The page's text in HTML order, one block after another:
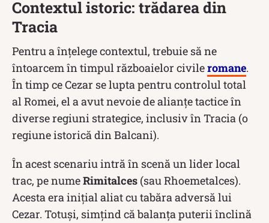
Contextul istoric: trădarea din
Tracia
Pentru a înțelege contextul, trebuie să ne
întoarcem în timpul războaielor civileromane.
În timp ce Cezar se lupta pentru controlul total
al Romei, el a avut nevoie de alianțe tactice în
diverse regiuni strategice, inclusiv în Tracia (o
regiune istorică din Balcani).
În acest scenariu intră în scenă un lider local
trac, pe numeRimitalces (sau Rhoemetalces).
Acesta era inițial aliat cu tabăra adversă lui
Cezar. Totuși, simțind că balanța puterii înclină